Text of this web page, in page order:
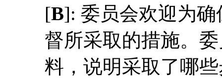
[B]: 委员会欢迎为
督所采取的措施。
料，说明采取了哪